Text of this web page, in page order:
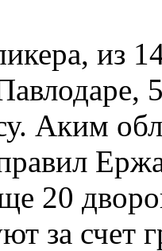
из
Аким
20
за счет